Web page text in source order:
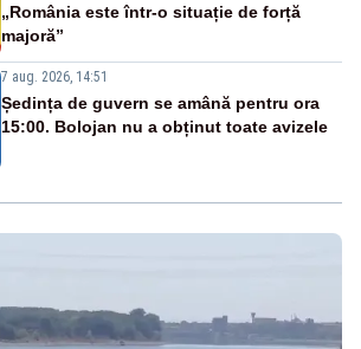
„România este într-o situație de forță
majoră”
7 aug. 2026, 14:51
Ședința de guvern se amână pentru ora
15:00. Bolojan nu a obținut toate avizele